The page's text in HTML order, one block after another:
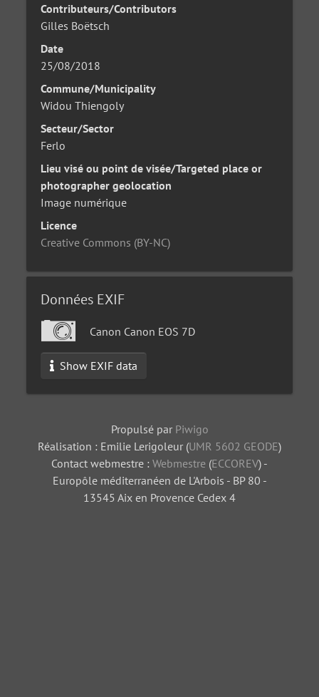
Contributeurs/Contributors
Gilles Boëtsch
Date
25/08/2018
Commune/Municipality
Widou Thiengoly
Secteur/Sector
Ferlo
Lieu visé ou point de visée/Targeted place or
photographer geolocation
Image numérique
Licence
Creative Commons (BY-NC)
Données EXIF
Canon Canon EOS 7D
Show EXIF data
Propulsé par Piwigo
Réalisation : Emilie Lerigoleur (UMR 5602 GEODE)
Contact webmestre : Webmestre (ECCOREV) -
Europôle méditerranéen de L'Arbois - BP 80 -
13545 Aix en Provence Cedex 4